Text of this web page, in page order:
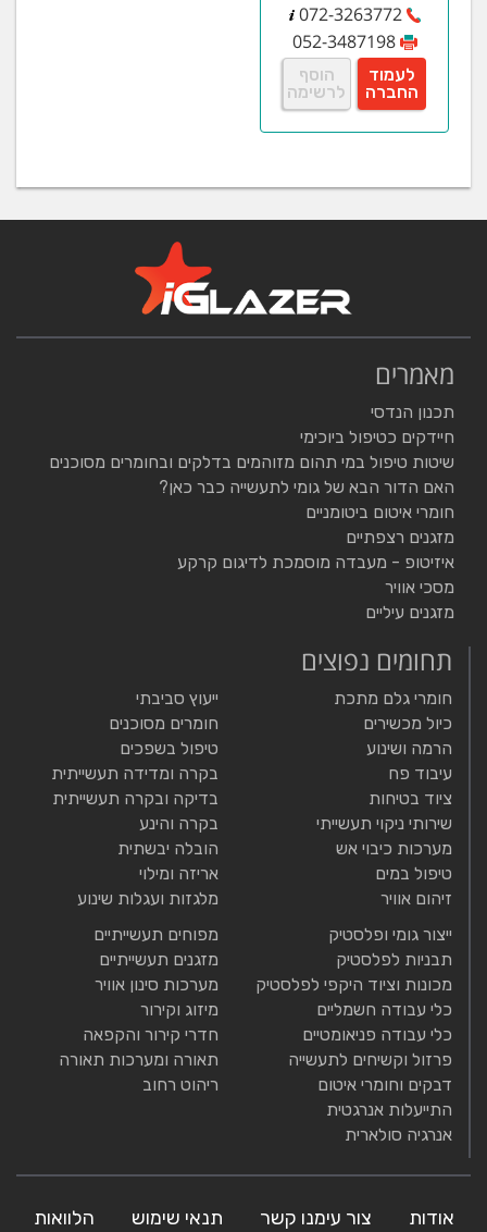
072-3263772
052-3487198
לעמוד
החברה
הוסף
לרשימה
מאמרים
תכנון הנדסי
חיידקים כטיפול ביוכימי
שיטות טיפול במי תהום מזוהמים בדלקים ובחומרים מסוכנים
האם הדור הבא של גומי לתעשייה כבר כאן?
חומרי איטום ביטומניים
מזגנים רצפתיים
איזיטופ - מעבדה מוסמכת לדיגום קרקע
מסכי אוויר
מזגנים עיליים
תחומים נפוצים
חומרי גלם מתכת
כיול מכשירים
הרמה ושינוע
עיבוד פח
ציוד בטיחות
שירותי ניקוי תעשייתי
מערכות כיבוי אש
טיפול במים
זיהום אוויר
ייעוץ סביבתי
חומרים מסוכנים
טיפול בשפכים
בקרה ומדידה תעשייתית
בדיקה ובקרה תעשייתית
בקרה והינע
הובלה יבשתית
אריזה ומילוי
מלגזות ועגלות שינוע
ייצור גומי ופלסטיק
תבניות לפלסטיק
מכונות וציוד היקפי לפלסטיק
כלי עבודה חשמליים
כלי עבודה פניאומטיים
פרזול וקשיחים לתעשייה
דבקים וחומרי איטום
התייעלות אנרגטית
אנרגיה סולארית
מפוחים תעשייתיים
מזגנים תעשייתיים
מערכות סינון אוויר
מיזוג וקירור
חדרי קירור והקפאה
תאורה ומערכות תאורה
ריהוט רחוב
אודות צור עימנו קשר תנאי שימוש הלוואות